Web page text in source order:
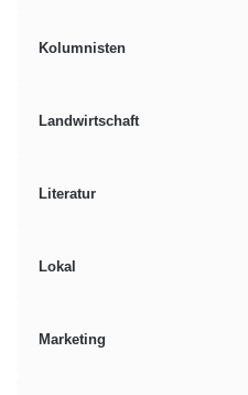
Kolumnisten
Landwirtschaft
Literatur
Lokal
Marketing